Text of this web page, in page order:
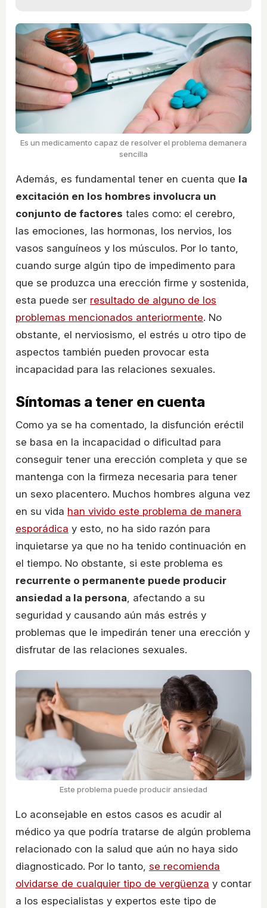
Es un medicamento capaz de resolver el problema demanera
sencilla
Además, es fundamental tener en cuenta que la
excitación en los hombres involucra un
conjunto de factores tales como: el cerebro,
las emociones, las hormonas, los nervios, los
vasos sanguíneos y los músculos. Por lo tanto,
cuando surge algún tipo de impedimento para
que se produzca una erección firme y sostenida,
esta puede ser resultado de alguno de los
problemas mencionados anteriormente. No
obstante, el nerviosismo, el estrés u otro tipo de
aspectos también pueden provocar esta
incapacidad para las relaciones sexuales.
Síntomas a tener en cuenta
Como ya se ha comentado, la disfunción eréctil
se basa en la incapacidad o dificultad para
conseguir tener una erección completa y que se
mantenga con la firmeza necesaria para tener
un sexo placentero. Muchos hombres alguna vez
en su vida han vivido este problema de manera
esporádica y esto, no ha sido razón para
inquietarse ya que no ha tenido continuación en
el tiempo. No obstante, si este problema es
recurrente o permanente puede producir
ansiedad a la persona, afectando a su
seguridad y causando aún más estrés y
problemas que le impedirán tener una erección y
disfrutar de las relaciones sexuales.
Este problema puede producir ansiedad
Lo aconsejable en estos casos es acudir al
médico ya que podría tratarse de algún problema
relacionado con la salud que aún no haya sido
diagnosticado. Por lo tanto, se recomienda
olvidarse de cualquier tipo de vergüenza y contar
a los especialistas y expertos este tipo de